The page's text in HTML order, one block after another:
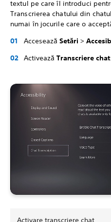
textul pe care îl introduci
Transcrierea chatului din
numai în jocurile care o
Accesează Setări >
Activează Transcriere chat:
Activare transcriere chat